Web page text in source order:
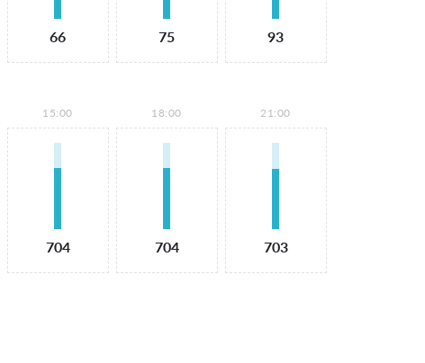
66 75 93
15:00
704
18:00
704
21:00
703